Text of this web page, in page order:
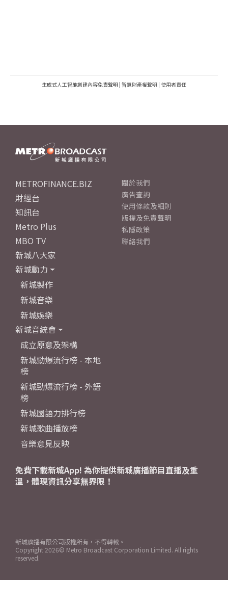
生成式人工智能創建內容免責聲明 | 智慧財產權聲明 | 使用者責任
METROFINANCE.BIZ
財經台
知訊台
Metro Plus
MBO TV
新城八大家
新城動力
新城製作
新城音樂
新城娛樂
新城音統會
成立原意及架構
新城勁爆流行榜 - 本地
榜
新城勁爆流行榜 - 外語
榜
新城國語力排行榜
新城歌曲播放榜
音樂意見反映
關於我們
廣告查詢
使用條款及細則
版權及免責聲明
私隱政策
聯絡我們
免費下載新城App! 為你提供新城廣播節目直播及重
溫，體現資訊分享無界限！
新城廣播有限公司版權所有，不得轉載。
Copyright 2026© Metro Broadcast Corporation Limited. All rights
reserved.